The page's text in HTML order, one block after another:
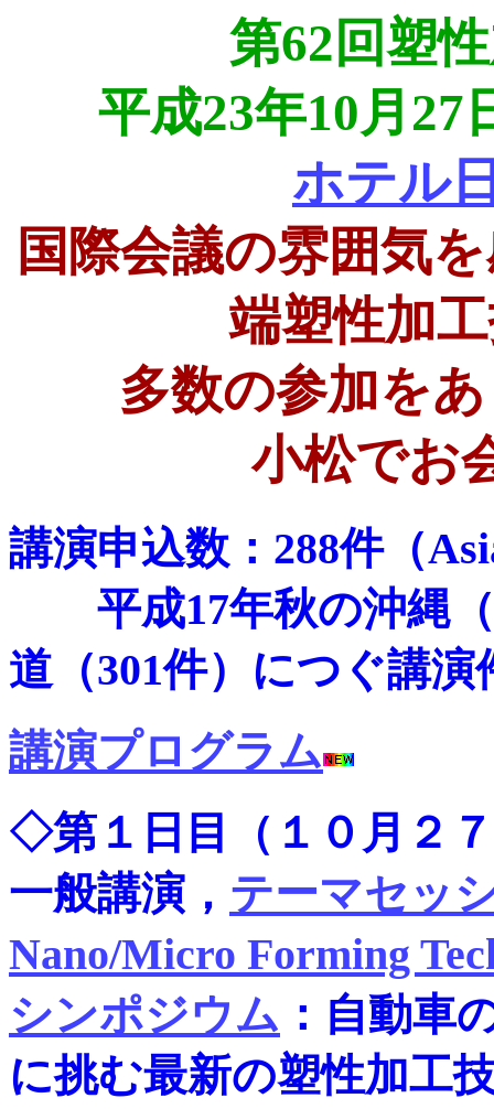
第62回塑
平成23年10月27
ホテル
国際会議の雰囲気
端塑性加
多数の参加を
小松でお
講演申込数：288件（
平成17年秋の沖縄（
道（301件）につぐ講演
講演プログラム
◇第１日目（１０月２
一般講演， テーマセッ
Nano/Micro Forming
シンポジウム ：自動車
に挑む最新の塑性加工